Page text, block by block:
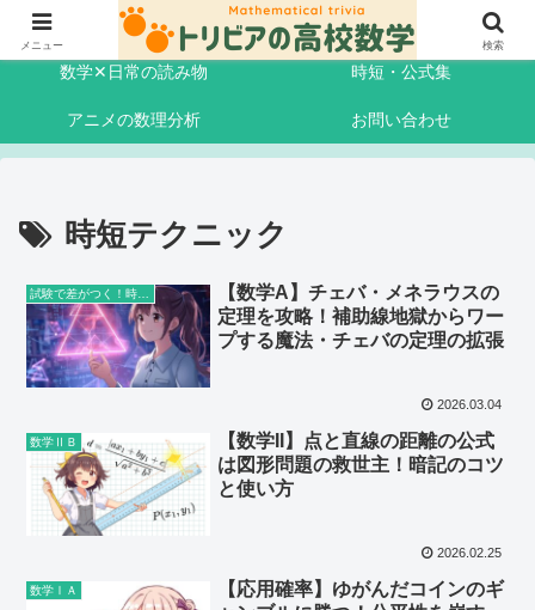
記事一覧 はじめに
数学✕日常の読み物 時短・公式集
アニメの数理分析 お問い合わせ
時短テクニック
試験で差がつく！時短・公式集
【数学A】チェバ・メネラウスの
定理を攻略！補助線地獄からワー
プする魔法・チェバの定理の拡張
2026.03.04
数学ⅡＢ
【数学II】点と直線の距離の公式
は図形問題の救世主！暗記のコツ
と使い方
2026.02.25
数学ⅠＡ
【応用確率】ゆがんだコインのギ
メニュー 検索